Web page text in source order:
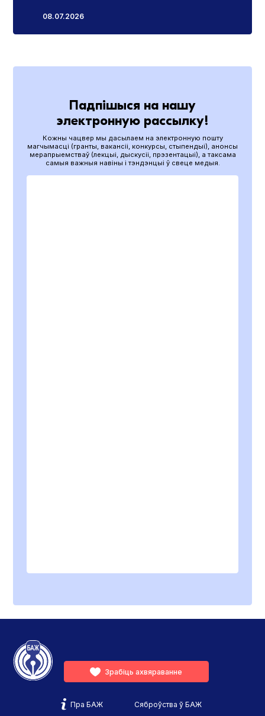
08.07.2026
Падпішыся на нашу
электронную рассылку!
Кожны чацвер мы дасылаем на электронную пошту
магчымасці (гранты, вакансіі, конкурсы, стыпендыі), анонсы
мерапрыемстваў (лекцыі, дыскусіі, прэзентацыі), а таксама
самыя важныя навіны і тэндэнцыі ў свеце медыя.
Зрабіць ахвяраванне
Пра БАЖ Сяброўства ў БАЖ